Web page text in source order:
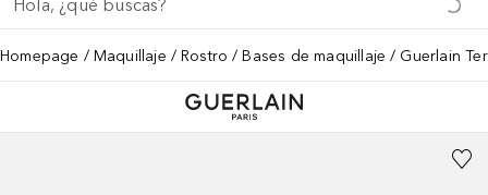
Homepage Maquillaje Rostro Bases de maquillaje Guerlain